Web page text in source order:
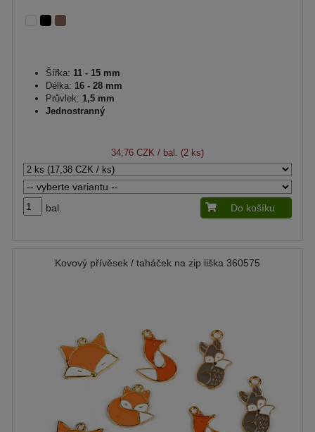
Šířka: 11 - 15 mm
Délka: 16 - 28 mm
Průvlek: 1,5 mm
Jednostranný
34,76 CZK / bal. (2 ks)
bal. Do košíku
Kovový přívěsek / taháček na zip liška 360575